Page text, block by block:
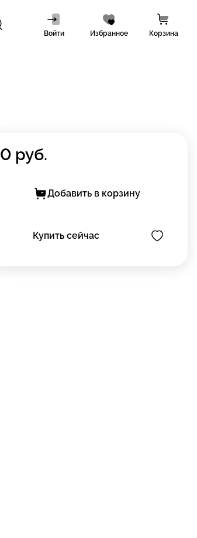
Войти Избранное Корзина
0 руб.
Добавить в корзину
Купить сейчас